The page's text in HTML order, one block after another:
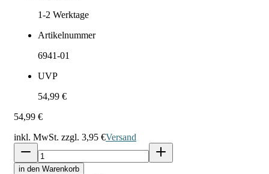
1-2 Werktage
Artikelnummer
6941-01
UVP
54,99 €
54,99 €
inkl. MwSt. zzgl. 3,95 €Versand
in den Warenkorb